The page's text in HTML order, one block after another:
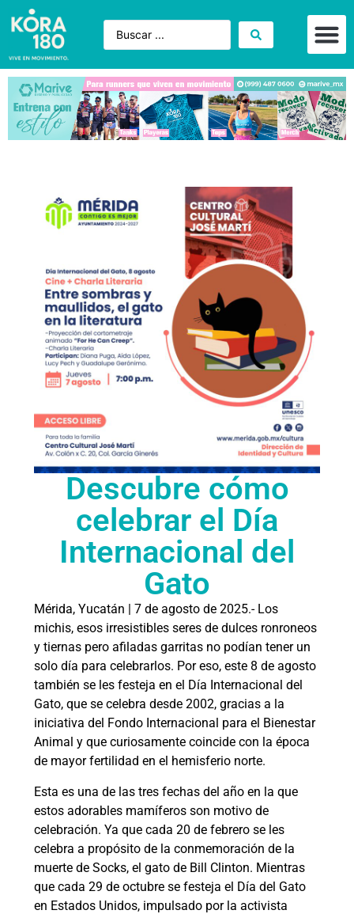
Descubre cómo
celebrar el Día
Internacional del
Gato
Mérida, Yucatán | 7 de agosto de 2025.- Los
michis, esos irresistibles seres de dulces ronroneos
y tiernas pero afiladas garritas no podían tener un
solo día para celebrarlos. Por eso, este 8 de agosto
también se les festeja en el Día Internacional del
Gato, que se celebra desde 2002, gracias a la
iniciativa del Fondo Internacional para el Bienestar
Animal y que curiosamente coincide con la época
de mayor fertilidad en el hemisferio norte.
Esta es una de las tres fechas del año en la que
estos adorables mamíferos son motivo de
celebración. Ya que cada 20 de febrero se les
celebra a propósito de la conmemoración de la
muerte de Socks, el gato de Bill Clinton. Mientras
que cada 29 de octubre se festeja el Día del Gato
en Estados Unidos, impulsado por la activista